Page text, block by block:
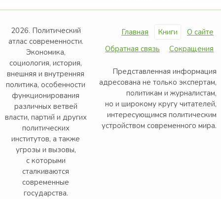
2026. Политический
атлас современности.
Экономика,
социология, история,
внешняя и внутренняя
политика, особенности
функционирования
различных ветвей
власти, партий и других
политических
институтов, а также
угрозы и вызовы,
с которыми
сталкиваются
современные
государства.
Главная Книги
О сайте
Обратная связь
Сокращения
Представленная информация
адресована не только экспертам,
политикам и журналистам,
но и широкому кругу читателей,
интересующимся политическим
устройством современного мира.